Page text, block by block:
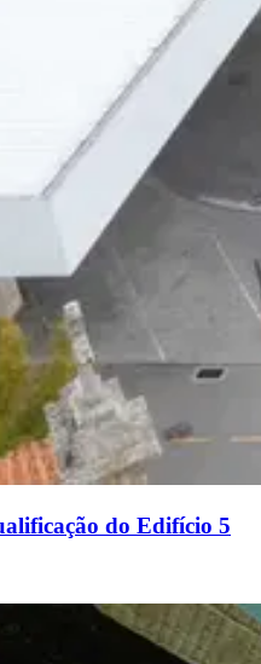
do Edifício 5